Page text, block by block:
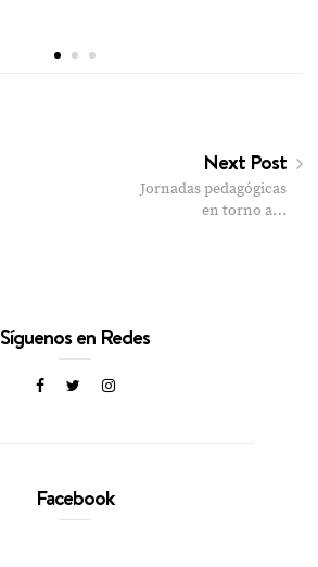
Next Post
Jornadas pedagógicas
en torno a…
Síguenos en Redes
Facebook